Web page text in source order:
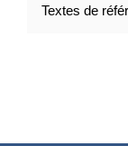
Textes de